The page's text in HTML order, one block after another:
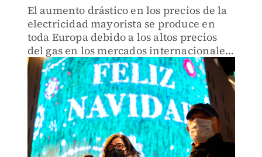
El aumento drástico en los precios de la
electricidad mayorista se produce en
toda Europa debido a los altos precios
del gas en los mercados internacionales
y de los derechos de emisión de dióxido
de carbono.